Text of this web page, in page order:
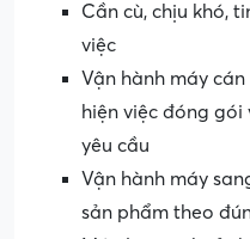
Cần cù, chịu khó,
việc
Vận hành máy
hiện việc đóng gói
yêu cầu
Vận hành máy
sản phẩm theo